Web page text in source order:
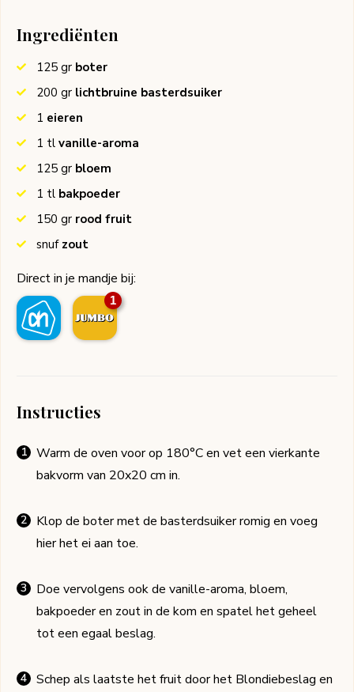
Ingrediënten
125 gr boter
200 gr lichtbruine basterdsuiker
1 eieren
1 tl vanille-aroma
125 gr bloem
1 tl bakpoeder
150 gr rood fruit
snuf zout
Direct in je mandje bij:
1
Instructies
Warm de oven voor op 180°C en vet een vierkante
bakvorm van 20x20 cm in.
Klop de boter met de basterdsuiker romig en voeg
hier het ei aan toe.
Doe vervolgens ook de vanille-aroma, bloem,
bakpoeder en zout in de kom en spatel het geheel
tot een egaal beslag.
Schep als laatste het fruit door het Blondiebeslag en